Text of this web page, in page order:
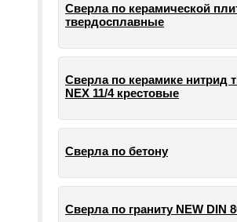
Сверла по керамической
твердосплавные
Сверла по керамике нитрид
NEX 11/4 крестовые
Сверла по бетону
Сверла по граниту NEW DIN